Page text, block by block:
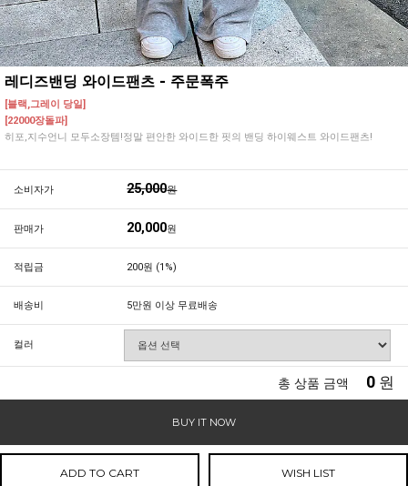
레디즈밴딩 와이드팬츠 - 주문폭주
[블랙,그레이 당일]
[22000장돌파]
히포,지수언니 모두소장템!정말 편안한 와이드한 핏의 밴딩 하이웨스트 와이드팬츠!
소비자가 25,000원
판매가 20,000원
적립금 200원 (1%)
배송비 5만원 이상 무료배송
컬러
총 상품 금액 0 원
BUY IT NOW
ADD TO CART WISH LIST